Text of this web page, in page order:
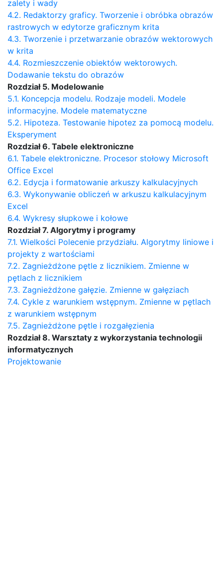
zalety i wady
4.2. Redaktorzy graficy. Tworzenie i obróbka obrazów
rastrowych w edytorze graficznym krita
4.3. Tworzenie i przetwarzanie obrazów wektorowych
w krita
4.4. Rozmieszczenie obiektów wektorowych.
Dodawanie tekstu do obrazów
Rozdział 5. Modelowanie
5.1. Koncepcja modelu. Rodzaje modeli. Modele
informacyjne. Modele matematyczne
5.2. Hipoteza. Testowanie hipotez za pomocą modelu.
Eksperyment
Rozdział 6. Tabele elektroniczne
6.1. Tabele elektroniczne. Procesor stołowy Microsoft
Office Excel
6.2. Edycja i formatowanie arkuszy kalkulacyjnych
6.3. Wykonywanie obliczeń w arkuszu kalkulacyjnym
Excel
6.4. Wykresy słupkowe i kołowe
Rozdział 7. Algorytmy i programy
7.1. Wielkości Polecenie przydziału. Algorytmy liniowe i
projekty z wartościami
7.2. Zagnieżdżone pętle z licznikiem. Zmienne w
pętlach z licznikiem
7.3. Zagnieżdżone gałęzie. Zmienne w gałęziach
7.4. Cykle z warunkiem wstępnym. Zmienne w pętlach
z warunkiem wstępnym
7.5. Zagnieżdżone pętle i rozgałęzienia
Rozdział 8. Warsztaty z wykorzystania technologii
informatycznych
Projektowanie